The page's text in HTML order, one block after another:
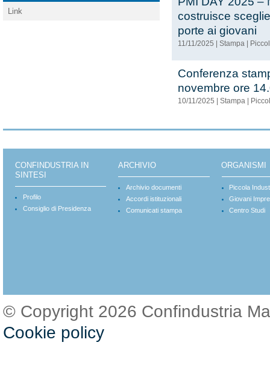
costruisce
porte ai giovani
11/11/2025 Stampa
Conferenza
novembre ore
10/11/2025 Stampa
Link
CONFINDUSTRIA IN
SINTESI
Profilo
Consiglio di Presidenza
ARCHIVIO
Archivio documenti
Accordi istituzionali
Comunicati stampa
ORGANISMI
Piccola
Giovani
Centro Studi
© Copyright 2026 Confindustria
Cookie policy